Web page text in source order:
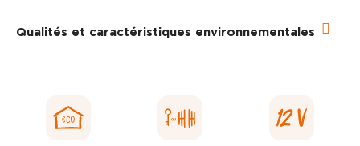
Qualités et caractéristiques environnementales